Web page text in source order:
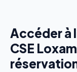
Accéder à
CSE